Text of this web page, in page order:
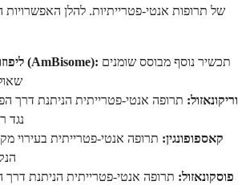
של תרופות אנטי-פטרייתיות. להלן האפשרויות
אמפוטריצין B ליפוזומלי (AmBisome):
וריקונאזול: תרופה אנטי-פטרייתית הניתנת דרך
נגד
קאספופונגין: תרופה אנטי-פטרייתית בעירוי
פוסקונאזול: תרופה אנטי-פטרייתית הניתנת